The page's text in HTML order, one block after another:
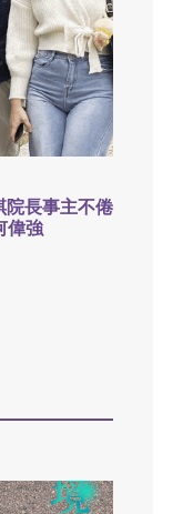
院長事主不倦
偉強